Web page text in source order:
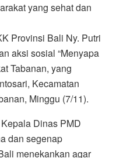
yang sehat dan
Provinsi Bali Ny. Putri
aksi sosial “Menyapa
Tabanan, yang
Kecamatan
Minggu (7/11).
Dinas PMD
dan segenap
menekankan agar